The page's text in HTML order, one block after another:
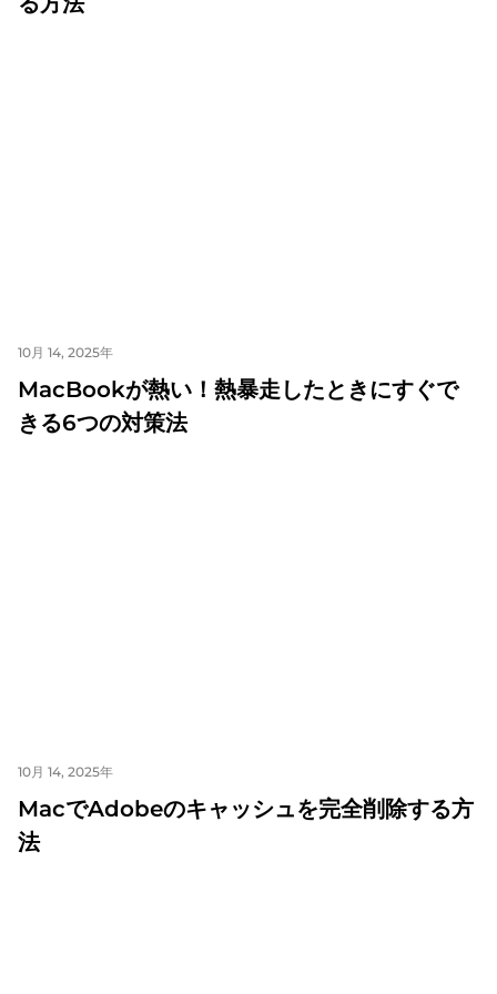
10月 14, 2025年
MacBookが熱い！熱暴走したときにすぐで
きる6つの対策法
10月 14, 2025年
MacでAdobeのキャッシュを完全削除する方
法